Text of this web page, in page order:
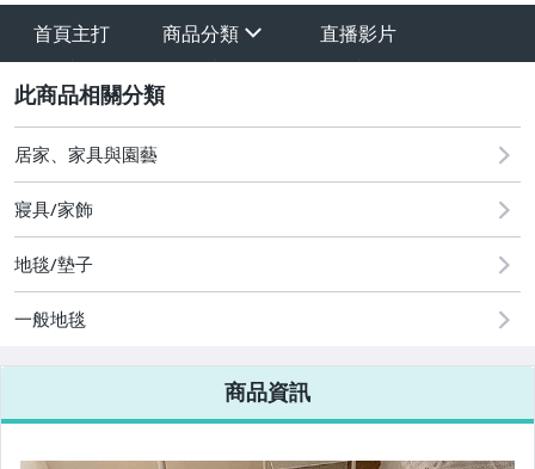
首頁主打 商品分類
其它
直播影片
居家、家具與園藝
寢具/家飾
地毯/墊子
一般地毯
商品資訊